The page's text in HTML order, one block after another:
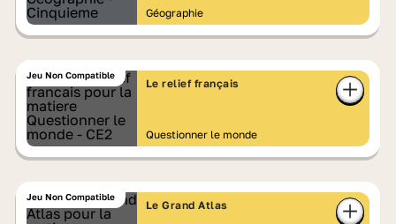
Jeu Non Compatible
Le relief français
Questionner le monde
Jeu Non Compatible
Le Grand Atlas
Géographie